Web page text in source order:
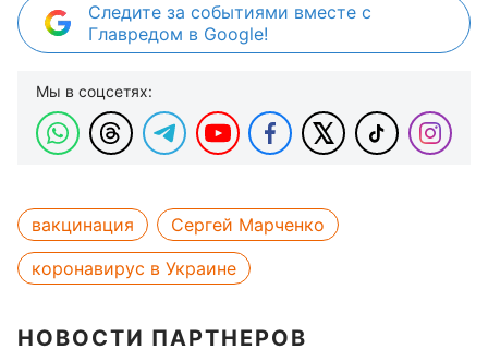
Следите за событиями вместе с
Главредом в Google!
Мы в соцсетях:
вакцинация
Сергей Марченко
коронавирус в Украине
НОВОСТИ ПАРТНЕРОВ